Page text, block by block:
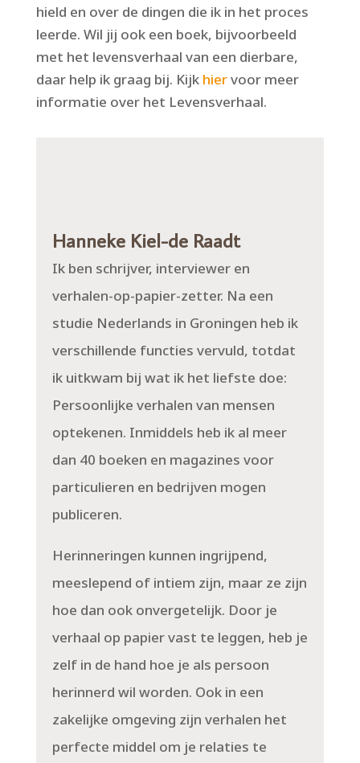
hield en over de dingen die ik in het proces
leerde. Wil jij ook een boek, bijvoorbeeld
met het levensverhaal van een dierbare,
daar help ik graag bij. Kijk hiervoor meer
informatie over het Levensverhaal.
Hanneke Kiel-de Raadt
Ik ben schrijver, interviewer en
verhalen-op-papier-zetter. Na een
studie Nederlands in Groningen heb ik
verschillende functies vervuld, totdat
ik uitkwam bij wat ik het liefste doe:
Persoonlijke verhalen van mensen
optekenen. Inmiddels heb ik al meer
dan 40 boeken en magazines voor
particulieren en bedrijven mogen
publiceren.
Herinneringen kunnen ingrijpend,
meeslepend of intiem zijn, maar ze zijn
hoe dan ook onvergetelijk. Door je
verhaal op papier vast te leggen, heb je
zelf in de hand hoe je als persoon
herinnerd wil worden. Ook in een
zakelijke omgeving zijn verhalen het
perfecte middel om je relaties te